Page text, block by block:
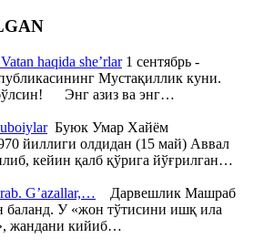
haqida she’rlar1 сентябрь -
Мустақиллик куни.
Энг азиз ва энг…
Буюк Умар Хайём
йиллиги олдидан (15 май) Аввал
кейин қалб қўрига йўғрилган…
G’azallar,… Дарвешлик Машраб
баланд. У «жон тўтисини ишқ ила
жандани кийиб…